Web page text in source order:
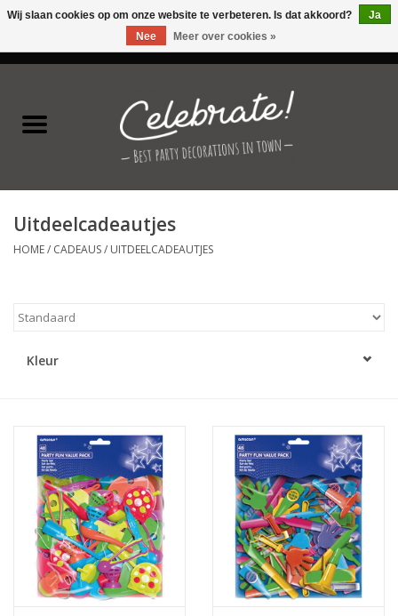
Latex ballonnen
Folie ballonnen
Verjaardag thema's
Cadeaus
Schmink&beauty
Accessoires
Uitdeelcadeautjes
HOME/ CADEAUS/ UITDEELCADEAUTJES
Kleur
Wij slaan cookies op om onze website te verbeteren. Is dat akkoord?
Ja
Nee
Meer over cookies »